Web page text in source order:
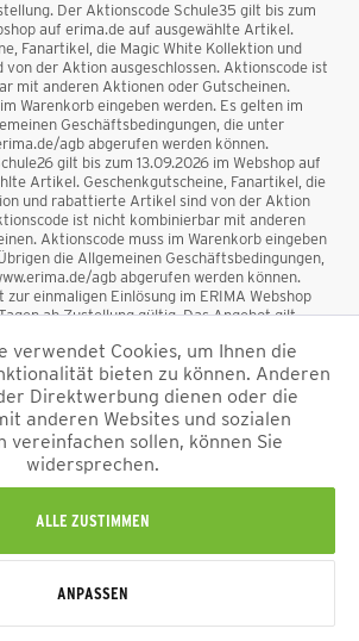
Der Aktionscode Schule35 gilt bis zum
auf erima.de auf ausgewählte Artikel.
Fanartikel, die Magic White Kollektion und
der Aktion ausgeschlossen. Aktionscode ist
mit anderen Aktionen oder Gutscheinen.
Warenkorb eingeben werden. Es gelten im
Geschäftsbedingungen, die unter
agb abgerufen werden können.
gilt bis zum 13.09.2026 im Webshop auf
Artikel. Geschenkgutscheine, Fanartikel, die
und rabattierte Artikel sind von der Aktion
ist nicht kombinierbar mit anderen
Aktionscode muss im Warenkorb eingeben
die Allgemeinen Geschäftsbedingungen,
agb abgerufen werden können.
einmaligen Einlösung im ERIMA Webshop
ab Zustellung gültig. Das Angebot gilt
sind vom Rabatt ausgeschlossen. Der
mit anderen Aktionen oder Gutscheinen
Der Mindestbestellwert beträgt 50 €
sich inkl. Mehrwertsteuer und zzgl.
ggf. Nachnahmegebühren, wenn nicht anders
beschrieben.
Rechte vorbehalten © 2026
verwendet Cookies, um Ihnen die
bieten zu können. Anderen
Direktwerbung dienen oder die
anderen Websites und sozialen
vereinfachen sollen, können Sie
widersprechen.